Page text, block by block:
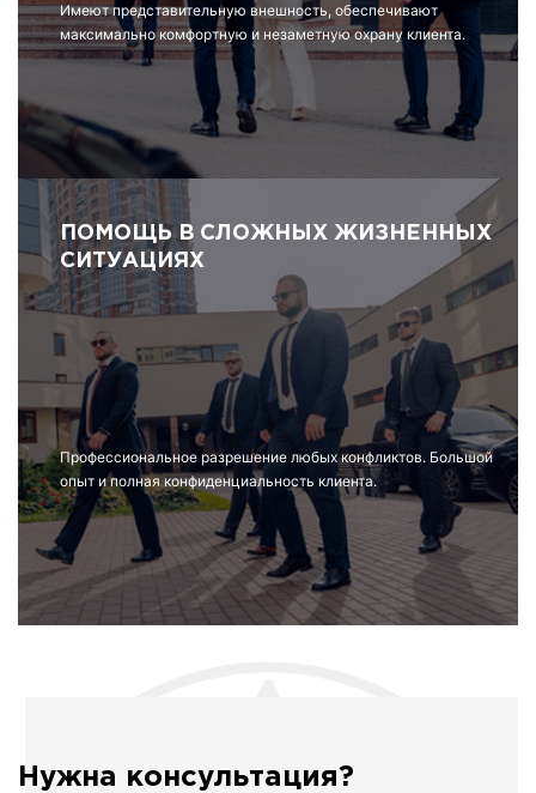
Имеют представительную внешность, обеспечивают
максимально комфортную и незаметную охрану клиента.
ПОМОЩЬ В СЛОЖНЫХ ЖИЗНЕННЫХ
СИТУАЦИЯХ
Профессиональное разрешение любых конфликтов. Большой
опыт и полная конфиденциальность клиента.
Нужна консультация?